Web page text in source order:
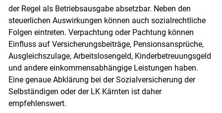
der Regel als Betriebsausgabe absetzbar. Neben den
steuerlichen Auswirkungen können auch sozialrechtliche
Folgen eintreten. Verpachtung oder Pachtung können
Einfluss auf Versicherungsbeiträge, Pensionsansprüche,
Ausgleichszulage, Arbeitslosengeld, Kinderbetreuungsgeld
und andere einkommensabhängige Leistungen haben.
Eine genaue Abklärung bei der Sozialversicherung der
Selbständigen oder der LK Kärnten ist daher
empfehlenswert.